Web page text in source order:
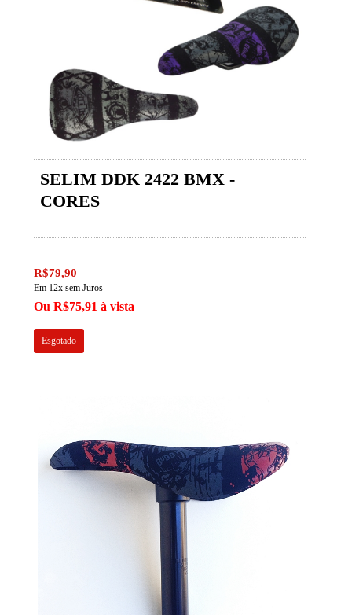
SELIM DDK 2422 BMX -
CORES
R$79,90
Em 12x sem Juros
Ou R$75,91 à vista
Esgotado